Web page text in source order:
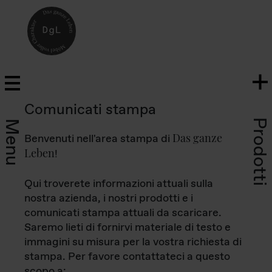
Menu Prodotti
Comunicati stampa
Benvenuti nell'area stampa di Das ganze
Leben!
Qui troverete informazioni attuali sulla
nostra azienda, i nostri prodotti e i
comunicati stampa attuali da scaricare.
Saremo lieti di fornirvi materiale di testo e
immagini su misura per la vostra richiesta di
stampa. Per favore contattateci a questo